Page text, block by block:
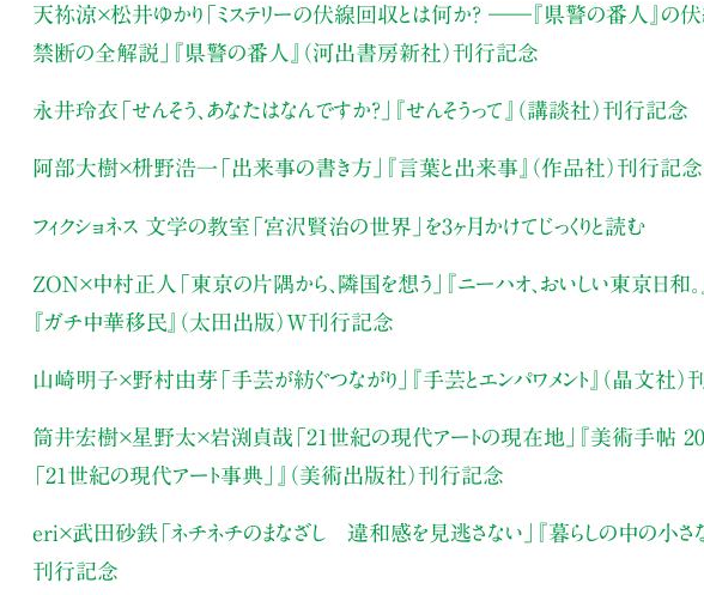
天祢涼×松井ゆかり 「ミステリーの伏線回収とは何か？ ――『県警の番人』の
禁断の全解説」
『県警の番人』（河出書房新社）刊行記念
永井玲衣 「せんそう、あなたはなんですか？」 『せんそうって』（講談社）刊行記念
阿部大樹×枡野浩一 「出来事の書き方」 『言葉と出来事』（作品社）刊行記念
フィクショネス 文学の教室 「宮沢賢治の世界」を3ヶ月かけてじっくりと読む
ZON×中村正人 「東京の片隅から、隣国を想う」
『ニーハオ、おいしい東京日和。
『ガチ中華移民』（太田出版）W刊行記念
山崎明子×野村由芽 「手芸が紡ぐつながり」 『手芸とエンパワメント』（晶文社
筒井宏樹×星野太×岩渕貞哉 「21世紀の現代アートの現在地」 『美術手帖
「21世紀の現代アート事典」』（美術出版社）刊行記念
eri×武田砂鉄「ネチネチのまなざし 違和感を見逃さない」
『暮らしの中の小
刊行記念